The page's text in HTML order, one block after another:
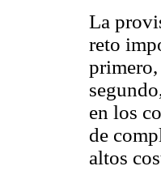
La
reto
primero,
en los
de
altos